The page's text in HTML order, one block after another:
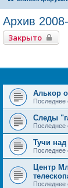
Архив
Закрыто
Алькор
Последнее
Следы
Последнее
Тучи
Последнее
Центр
Последнее